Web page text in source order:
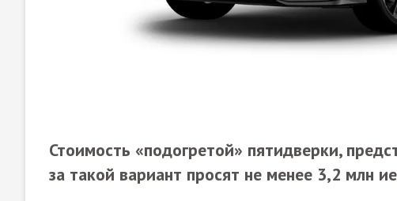
Стоимость «подогретой» пятидверки,
за такой вариант просят не менее 3,2 млн